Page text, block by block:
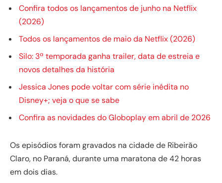
Confira todos os lançamentos de junho na Netflix
(2026)
Todos os lançamentos de maio da Netflix (2026)
Silo: 3ª temporada ganha trailer, data de estreia e
novos detalhes da história
Jessica Jones pode voltar com série inédita no
Disney+; veja o que se sabe
Confira as novidades do Globoplay em abril de 2026
Os episódios foram gravados na cidade de Ribeirão
Claro, no Paraná, durante uma maratona de 42 horas
em dois dias.